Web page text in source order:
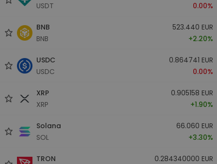
USDT
0.00%
BNB
BNB
523.440 EUR
+2.20%
USDC
USDC
0.864741 EUR
0.00%
XRP
XRP
0.905158 EUR
+1.90%
Solana
SOL
66.060 EUR
+3.30%
TRON
0.284340000 EUR